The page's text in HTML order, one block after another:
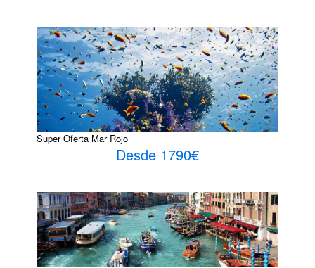
Super Oferta Mar Rojo
Desde 1790€